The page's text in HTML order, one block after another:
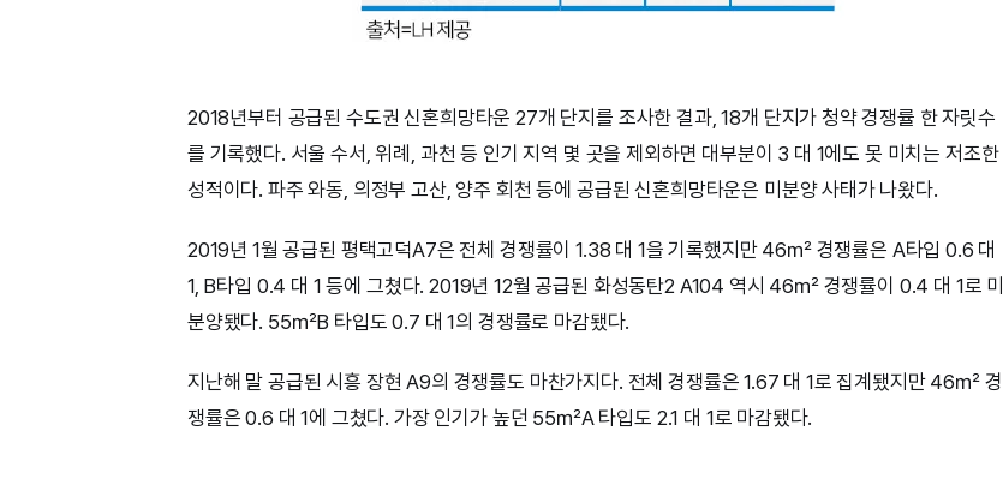
2018년부터 공급된 수도권 신혼희망타운 27개 단지를 조사한 결과, 18개 단지가 청약 경쟁률 한 자릿수
를 기록했다. 서울 수서, 위례, 과천 등 인기 지역 몇 곳을 제외하면 대부분이 3 대 1에도 못 미치는 저조한
성적이다. 파주 와동, 의정부 고산, 양주 회천 등에 공급된 신혼희망타운은 미분양 사태가 나왔다.
2019년 1월 공급된 평택고덕A7은 전체 경쟁률이 1.38 대 1을 기록했지만 46㎡ 경쟁률은 A타입 0.6 대
1, B타입 0.4 대 1 등에 그쳤다. 2019년 12월 공급된 화성동탄2 A104 역시 46㎡ 경쟁률이 0.4 대 1로 미
분양됐다. 55㎡B 타입도 0.7 대 1의 경쟁률로 마감됐다.
지난해 말 공급된 시흥 장현 A9의 경쟁률도 마찬가지다. 전체 경쟁률은 1.67 대 1로 집계됐지만 46㎡ 경
쟁률은 0.6 대 1에 그쳤다. 가장 인기가 높던 55㎡A 타입도 2.1 대 1로 마감됐다.